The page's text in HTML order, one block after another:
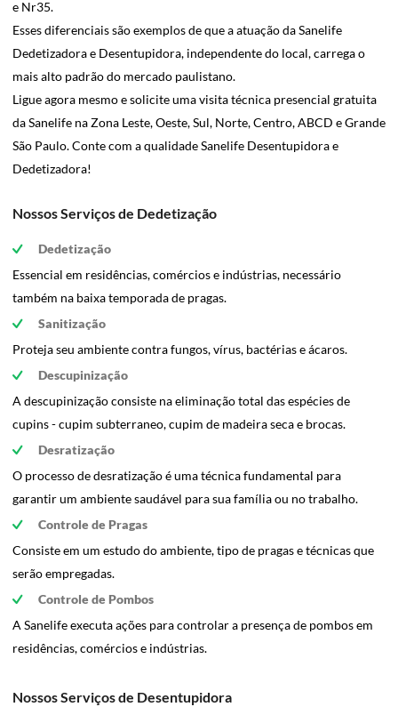
e Nr35.
Esses diferenciais são exemplos de que a atuação da Sanelife
Dedetizadora e Desentupidora, independente do local, carrega o
mais alto padrão do mercado paulistano.
Ligue agora mesmo e solicite uma visita técnica presencial gratuita
da Sanelife na Zona Leste, Oeste, Sul, Norte, Centro, ABCD e Grande
São Paulo. Conte com a qualidade Sanelife Desentupidora e
Dedetizadora!
Nossos Serviços de Dedetização
Dedetização
Essencial em residências, comércios e indústrias, necessário
também na baixa temporada de pragas.
Sanitização
Proteja seu ambiente contra fungos, vírus, bactérias e ácaros.
Descupinização
A descupinização consiste na eliminação total das espécies de
cupins - cupim subterraneo, cupim de madeira seca e brocas.
Desratização
O processo de desratização é uma técnica fundamental para
garantir um ambiente saudável para sua família ou no trabalho.
Controle de Pragas
Consiste em um estudo do ambiente, tipo de pragas e técnicas que
serão empregadas.
Controle de Pombos
A Sanelife executa ações para controlar a presença de pombos em
residências, comércios e indústrias.
Nossos Serviços de Desentupidora